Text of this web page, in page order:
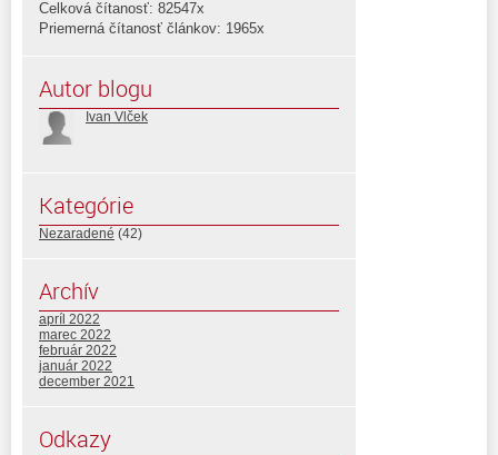
Celková čítanosť: 82547x
Priemerná čítanosť článkov: 1965x
Autor blogu
Ivan Vlček
Kategórie
Nezaradené (42)
Archív
apríl 2022
marec 2022
február 2022
január 2022
december 2021
Odkazy